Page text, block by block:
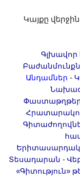
«Գիտություն»
մամուլում
Ազդեր
Հոբելյաններ
Համալսարաններ
Գիտական
Սփյուռքի
Կայքը
Գլխավոր
Անդամներ -
Տեսադարան -
«Գիտություն»